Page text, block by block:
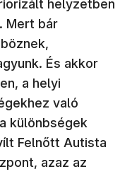
helyzetben
Mert bár
És akkor
a helyi
való
különbségek
Felnőtt Autista
azaz az